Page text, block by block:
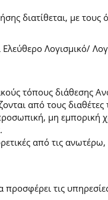
διατίθεται, με τους
Λογισμικό/
τόπους διάθεσης
από τους
μη εμπορική
από τις
τις